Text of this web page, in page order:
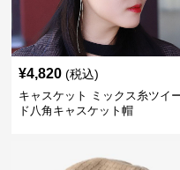
¥4,820 (税込)
キャスケット ミックス糸ツイ
ド八角キャスケット帽